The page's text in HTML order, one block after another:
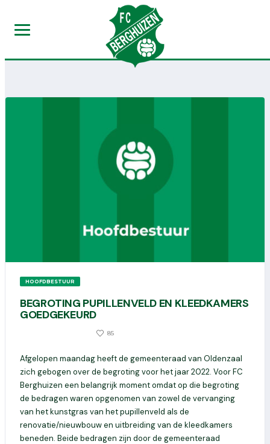
HOOFDBESTUUR
BEGROTING PUPILLENVELD EN KLEEDKAMERS
GOEDGEKEURD
85
Afgelopen maandag heeft de gemeenteraad van Oldenzaal
zich gebogen over de begroting voor het jaar 2022. Voor FC
Berghuizen een belangrijk moment omdat op die begroting
de bedragen waren opgenomen van zowel de vervanging
van het kunstgras van het pupillenveld als de
renovatie/nieuwbouw en uitbreiding van de kleedkamers
beneden. Beide bedragen zijn door de gemeenteraad